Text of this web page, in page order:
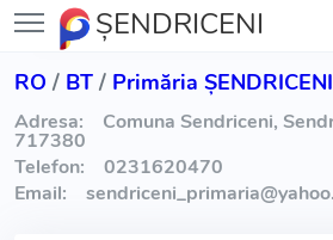
ŞENDRICENI
RO / BT / Primăria ŞENDRICENI
Adresa: Comuna Sendriceni,
717380
Telefon:
0231620470
Email:
sendriceni_primaria@